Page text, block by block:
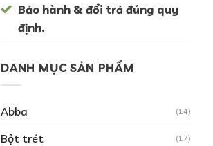
Bảo hành & đổi trả đúng quy
định.
DANH MỤC SẢN PHẨM
Abba (14)
Bột trét (17)